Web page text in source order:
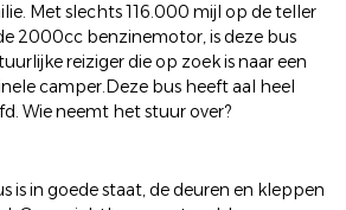
Met slechts 116.000 mijl op de teller
2000cc benzinemotor, is deze bus
reiziger die op zoek is naar een
camper.Deze bus heeft aal heel
Wie neemt het stuur over?
is in goede staat, de deuren en kleppen